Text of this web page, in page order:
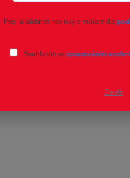
- 10 %
Přeji si odebírat novinky e-mailem dle
Souhlasím se zpracováním
Zavřít